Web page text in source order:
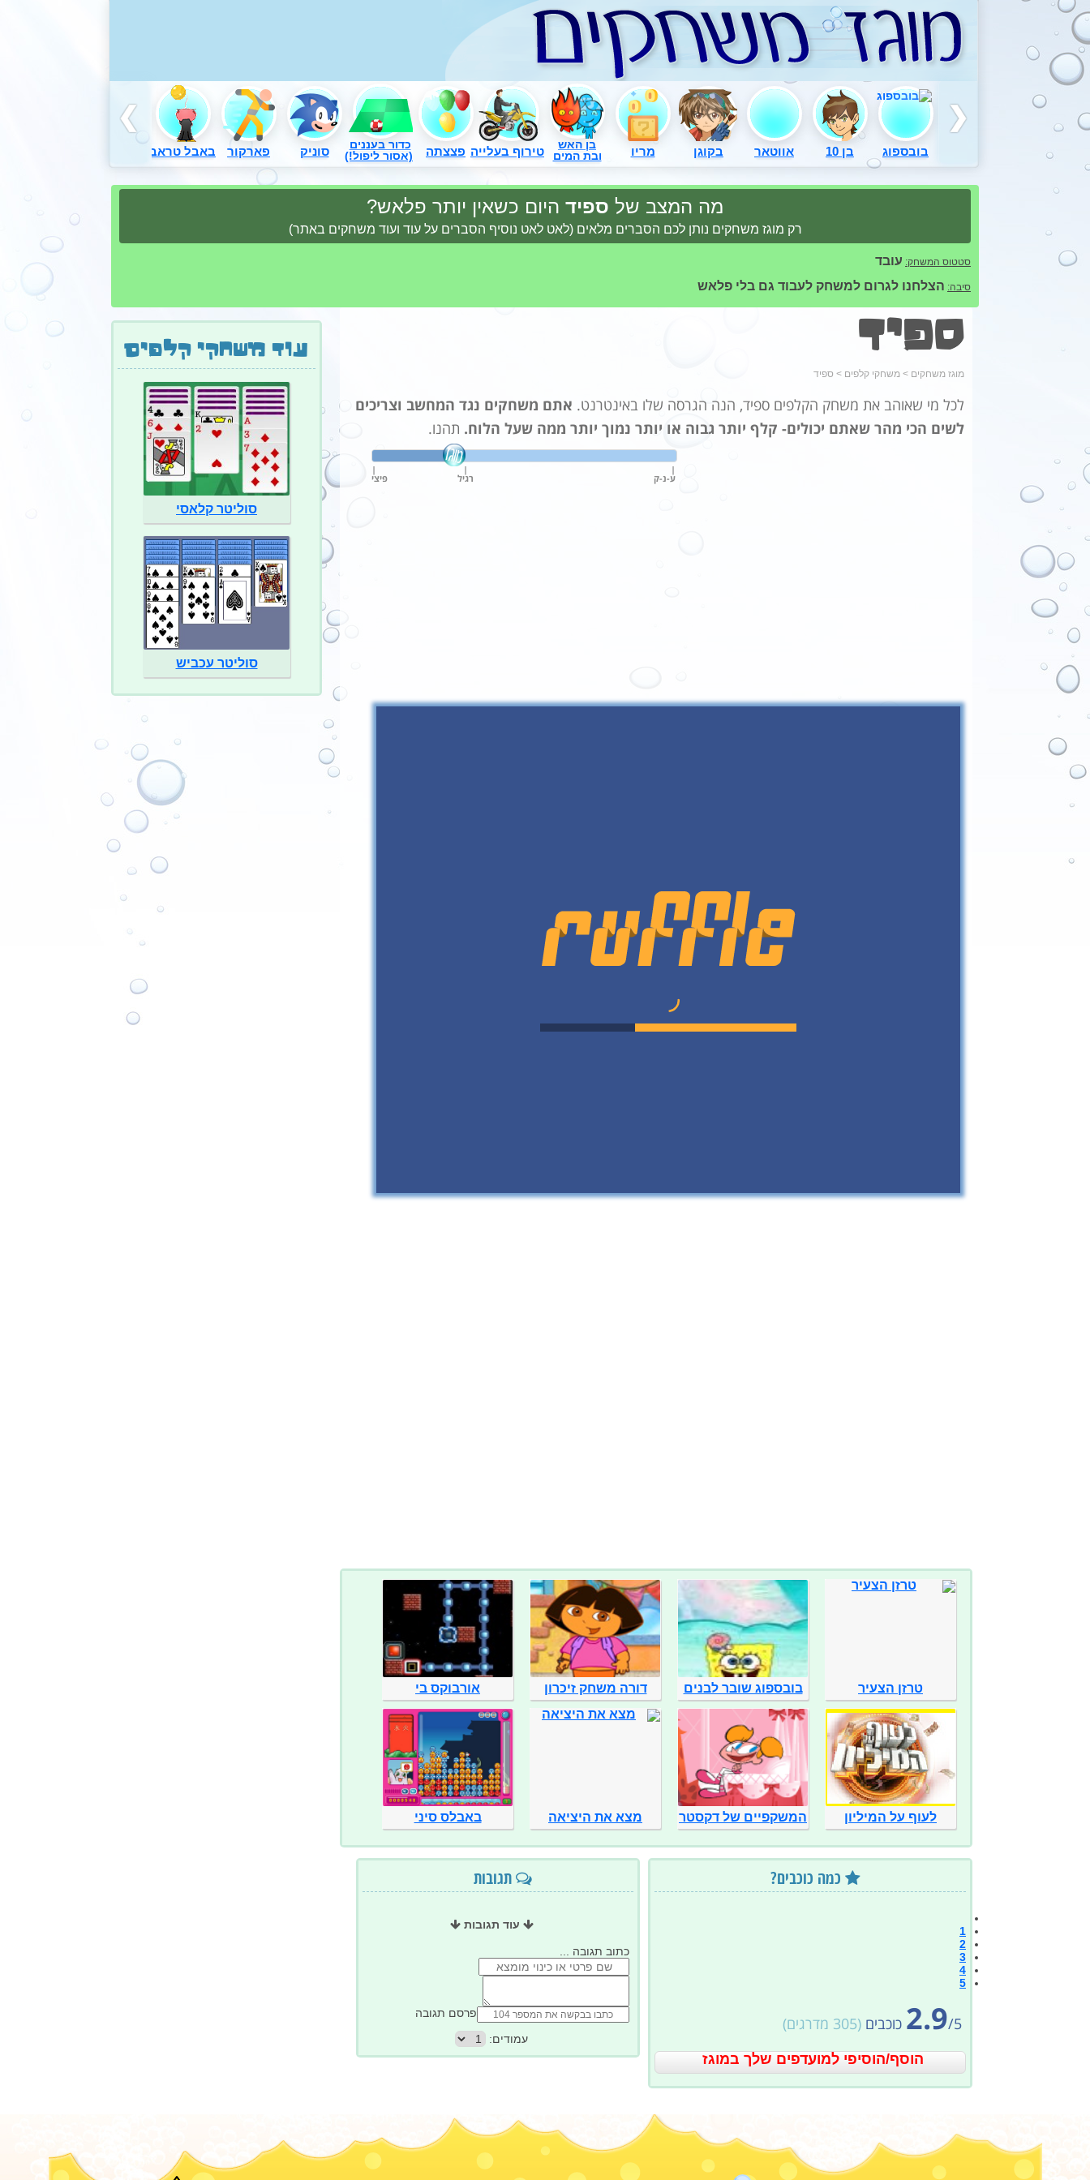
בובספוג בן 10 אווטאר בקוגן מריו
בן האש
ובת המים
טירוף בעלייה פצצתה
כדור בעננים
(אסור ליפול!)
סוניק פארקור באבל טראבל
מה המצב של ספיד היום כשאין יותר פלאש?
רק מוגז משחקים נותן לכם הסברים מלאים (לאט לאט נוסיף הסברים על עוד ועוד משחקים באתר)
סטטוס המשחק: עובד
סיבה: הצלחנו לגרום למשחק לעבוד גם בלי פלאש
ספיד
מוגז משחקים > משחקי קלפים > ספיד
לכל מי שאוהב את משחק הקלפים ספיד, הנה הגרסה שלו באינטרנט. אתם משחקים נגד המחשב וצריכים
לשים הכי מהר שאתם יכולים- קלף יותר גבוה או יותר נמוך יותר ממה שעל הלוח. תהנו.
ע-נ-ק פיצי רגיל
טרזן הצעיר בובספוג שובר לבנים דורה משחק זיכרון אורבוקס בי
לעוף על המיליון המשקפיים של דקסטר מצא את היציאה באבלס סיני
כמה כוכבים?
1
2
3
4
5
2.9/5 כוכבים (
305 מדרגים)
הוסף/הוסיפי למועדפים שלך במוגז
תגובות
עוד תגובות
כתוב תגובה ...
פרסם תגובה
עמודים:
עוד משחקי קלפים
סוליטר קלאסי
סוליטר עכביש